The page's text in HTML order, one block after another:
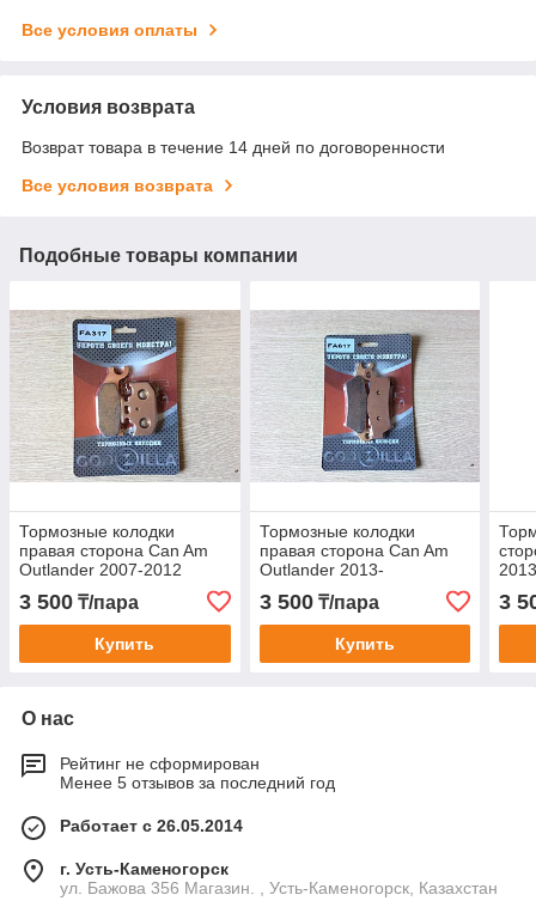
Все условия оплаты
Условия возврата
Возврат товара в течение 14 дней по договоренности
Все условия возврата
Подобные товары компании
Тормозные колодки
правая сторона Can Am
Outlander 2007-2012
3 500 ₸/пара
Купить
Тормозные колодки
правая сторона Can Am
Outlander 2013-
3 500₸/пара
Купить
3
О нас
Рейтинг не сформирован
Менее 5 отзывов за последний год
Работает с 26.05.2014
г. Усть-Каменогорск
ул. Бажова 356 Магазин. , Усть-Каменогорск, Казахстан